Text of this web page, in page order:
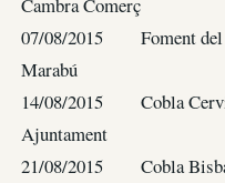
07/08/2015 Foment
Marabú
14/08/2015 Cobla
Ajuntament
21/08/2015 Cobla